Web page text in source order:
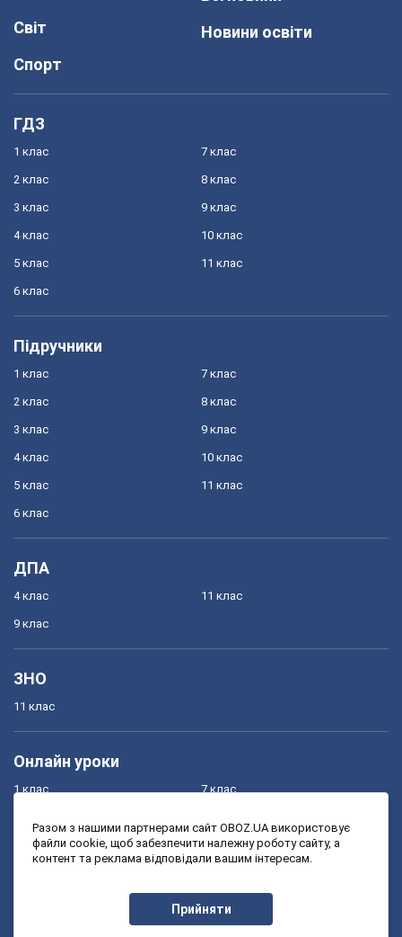
Світ
Спорт
Новини освіти
ГДЗ
1 клас
2 клас
3 клас
4 клас
5 клас
6 клас
7 клас
8 клас
9 клас
10 клас
11 клас
Підручники
1 клас
2 клас
3 клас
4 клас
5 клас
6 клас
7 клас
8 клас
9 клас
10 клас
11 клас
ДПА
4 клас
9 клас
11 клас
ЗНО
11 клас
Онлайн уроки
1 клас
3 клас
7 клас
9 клас
Разом з нашими партнерами сайт OBOZ.UA використовує
файли cookie, щоб забезпечити належну роботу сайту, а
контент та реклама відповідали вашим інтересам.
Прийняти